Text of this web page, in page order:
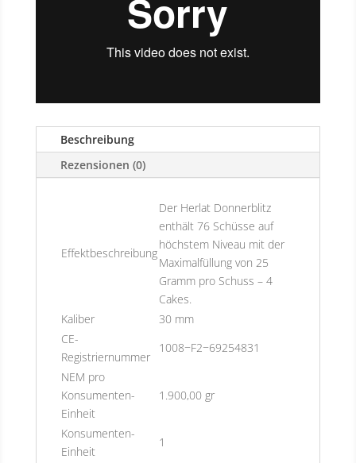
Beschreibung
Rezensionen (0)
Effektbeschreibung
Der Herlat Donnerblitz
enthält 76 Schüsse auf
höchstem Niveau mit der
Maximalfüllung von 25
Gramm pro Schuss – 4
Cakes.
Kaliber
30 mm
CE-
Registriernummer
1008−F2−69254831
NEM pro
Konsumenten-
Einheit
1.900,00 gr
Konsumenten-
Einheit
1